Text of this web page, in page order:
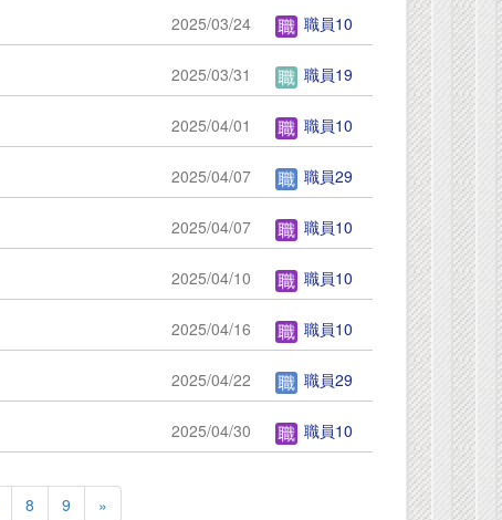
2025/03/24 職員10
2025/03/31 職員19
2025/04/01 職員10
2025/04/07 職員29
2025/04/07 職員10
2025/04/10 職員10
2025/04/16 職員10
2025/04/22 職員29
2025/04/30 職員10
8 9 »